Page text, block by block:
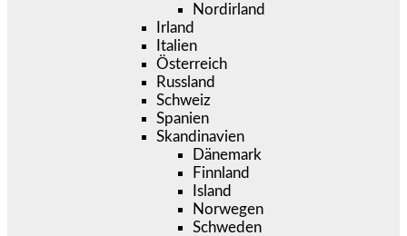
Nordirland
Irland
Italien
Österreich
Russland
Schweiz
Spanien
Skandinavien
Dänemark
Finnland
Island
Norwegen
Schweden